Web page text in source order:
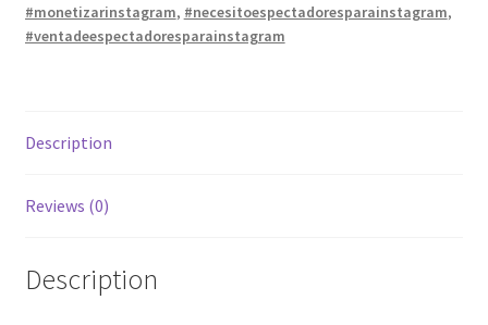
#monetizarinstagram, #necesitoespectadoresparainstagram,
#ventadeespectadoresparainstagram
Description
Reviews (0)
Description